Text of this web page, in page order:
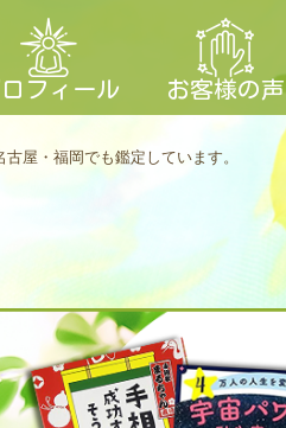
フィール お客様の声
古屋・福岡でも鑑定しています。